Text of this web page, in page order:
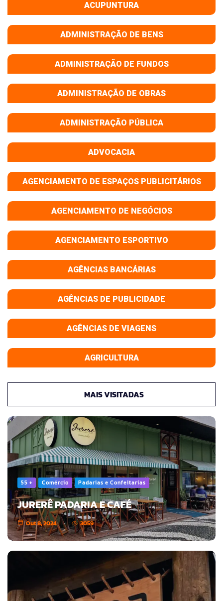
ACUPUNTURA
ADMINISTRAÇÃO DE BENS
ADMINISTRAÇÃO DE FUNDOS
ADMINISTRAÇÃO DE OBRAS
ADMINISTRAÇÃO PÚBLICA
ADVOCACIA
AGENCIAMENTO DE ESPAÇOS PUBLICITÁRIOS
AGENCIAMENTO DE NEGÓCIOS
AGENCIAMENTO ESPORTIVO
AGÊNCIAS BANCÁRIAS
AGÊNCIAS DE PUBLICIDADE
AGÊNCIAS DE VIAGENS
AGRICULTURA
MAIS VISITADAS
55 + Comércio Padarias e Confeitarias
JURERÊ PADARIA E CAFÉ
Out 8, 2024 3059